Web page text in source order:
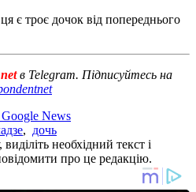
є троє дочок від попереднього
в Telegram. Підписуйтесь на
News
, дочь
необхідний текст і
про це редакцію.